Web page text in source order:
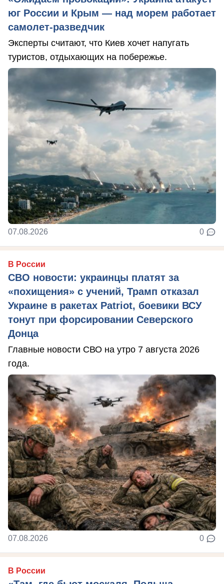
юг России и Крым — над морем работает
самолет-разведчик
Эксперты считают, что Киев хочет напугать
туристов, отдыхающих на побережье.
07.08.2026 0
В России
СВО новости: украинцы платят за
«похищения» с учений, Трамп отказал
Украине в ракетах Patriot, боевики ВСУ
тонут при форсировании Северского
Донца
Главные новости СВО на утро 7 августа 2026
года.
07.08.2026 0
В России